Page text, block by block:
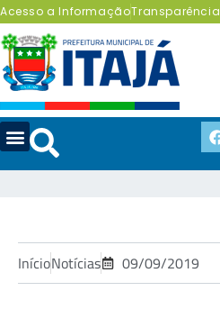
Acesso a InformaçãoTransparência
InícioNotícias 09/09/2019